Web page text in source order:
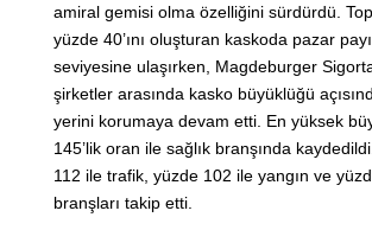
amiral gemisi olma özelliğini sürdürdü.
yüzde 40’ını oluşturan kaskoda pazar
seviyesine ulaşırken, Magdeburger
şirketler arasında kasko büyüklüğü
yerini korumaya devam etti. En yüksek
145’lik oran ile sağlık branşında
112 ile trafik, yüzde 102 ile yangın ve
branşları takip etti.